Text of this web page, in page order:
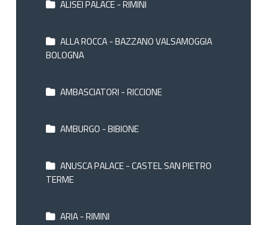
ALISEI PALACE - RIMINI
ALLA ROCCA - BAZZANO VALSAMOGGIA
BOLOGNA
AMBASCIATORI - RICCIONE
AMBURGO - BIBIONE
ANUSCA PALACE - CASTEL SAN PIETRO
TERME
ARIA - RIMINI